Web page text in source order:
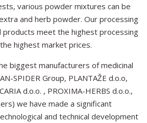
various powder mixtures can be
and herb powder. Our processing
products meet the highest processing
highest market prices.
biggest manufacturers of medicinal
SPIDER Group, PLANTAŽE d.o.o,
d.o.o. , PROXIMA-HERBS d.o.o.,
we have made a significant
and technical development